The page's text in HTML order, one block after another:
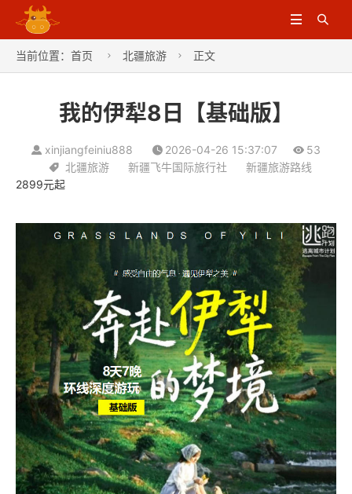


当前位置： 首页  北疆旅游  正文
我的伊犁8日【基础版】
xinjiangfeiniu888 2026-04-26 15:37:07
53
北疆旅游
新疆飞牛国际旅行社
新疆旅游路线
2899元起